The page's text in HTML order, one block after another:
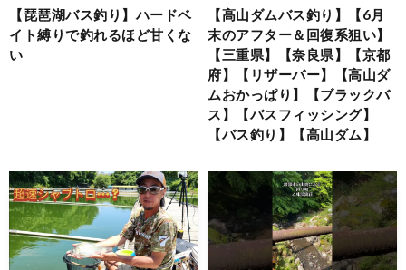
【琵琶湖バス釣り】ハードベ
イト縛りで釣れるほど甘くな
い
【高山ダムバス釣り】【6月
末のアフター＆回復系狙い】
【三重県】【奈良県】【京都
府】【リザーバー】【高山ダ
ムおかっぱり】【ブラックバ
ス】【バスフィッシング】
【バス釣り】【高山ダム】